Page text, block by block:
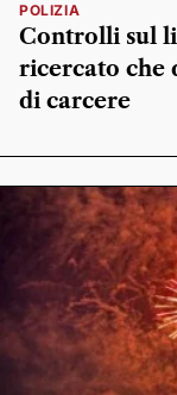
POLIZIA
Controlli sul
ricercato che
di carcere